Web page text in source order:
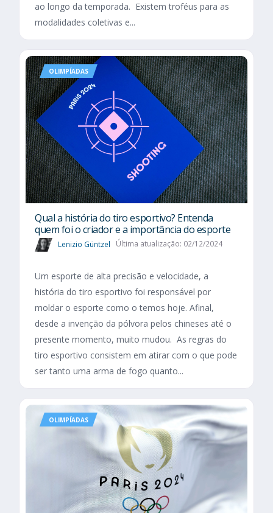
ao longo da temporada. Existem troféus para as
modalidades coletivas e...
OLIMPÍADAS
Qual a história do tiro esportivo? Entenda
quem foi o criador e a importância do esporte
Lenizio Güntzel Última atualização: 02/12/2024
Um esporte de alta precisão e velocidade, a
história do tiro esportivo foi responsável por
moldar o esporte como o temos hoje. Afinal,
desde a invenção da pólvora pelos chineses até o
presente momento, muito mudou. As regras do
tiro esportivo consistem em atirar com o que pode
ser tanto uma arma de fogo quanto...
OLIMPÍADAS